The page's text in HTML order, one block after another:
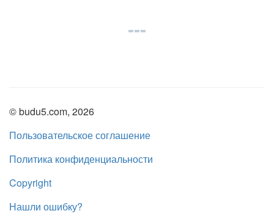
© budu5.com, 2026
Пользовательское соглашение
Политика конфиденциальности
Copyright
Нашли ошибку?